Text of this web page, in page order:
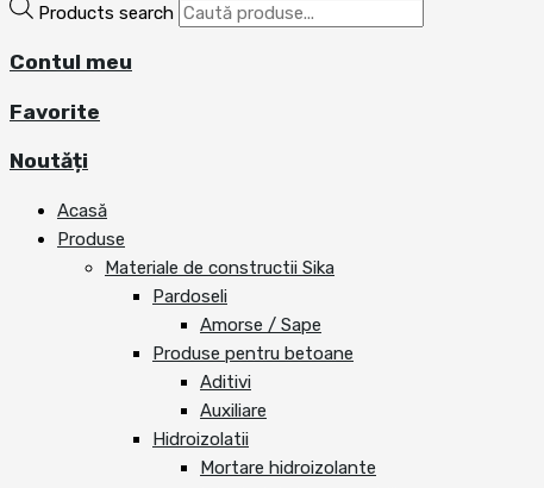
Products search
Contul meu
Favorite
Noutăți
Acasă
Produse
Materiale de constructii Sika
Pardoseli
Amorse / Sape
Produse pentru betoane
Aditivi
Auxiliare
Hidroizolatii
Mortare hidroizolante